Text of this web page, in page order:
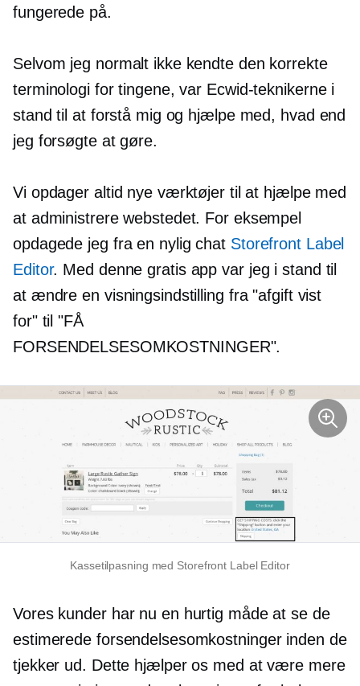
fungerede på.
Selvom jeg normalt ikke kendte den korrekte
terminologi for tingene, var Ecwid-teknikerne i
stand til at forstå mig og hjælpe med, hvad end
jeg forsøgte at gøre.
Vi opdager altid nye værktøjer til at hjælpe med
at administrere webstedet. For eksempel
opdagede jeg fra en nylig chat Storefront Label
Editor. Med denne gratis app var jeg i stand til
at ændre en visningsindstilling fra "afgift vist
for" til "FÅ
FORSENDELSESOMKOSTNINGER".
Kassetilpasning med Storefront Label Editor
Vores kunder har nu en hurtig måde at se de
estimerede forsendelsesomkostninger inden de
tjekker ud. Dette hjælper os med at være mere